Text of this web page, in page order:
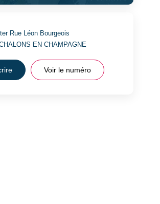
Rue Léon Bourgeois
EN CHAMPAGNE
Voir le numéro